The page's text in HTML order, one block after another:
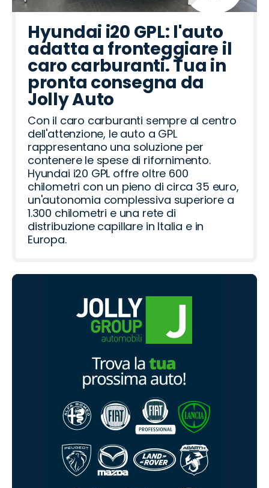
Hyundai i20 GPL: l'auto
adatta a fronteggiare il
caro carburanti. Tua in
pronta consegna da
Jolly Auto
Con il caro carburanti sempre al centro
dell'attenzione, le auto a GPL
rappresentano una soluzione per
contenere le spese di rifornimento.
Hyundai i20 GPL offre oltre 600
chilometri con un pieno di circa 35 euro,
un'autonomia complessiva superiore a
1.300 chilometri e una rete di
distribuzione capillare in Italia e in
Europa.